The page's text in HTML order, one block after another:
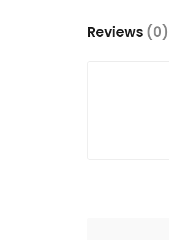
Reviews (0)